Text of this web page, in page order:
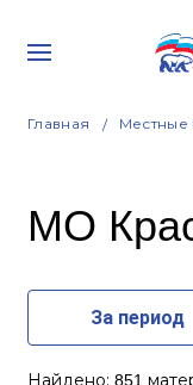
Главная Местные
МО
За период
Найдено: 851